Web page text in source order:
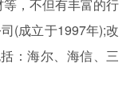
，不但有丰富的行
(成立于1997年);改
：海尔、海信、三